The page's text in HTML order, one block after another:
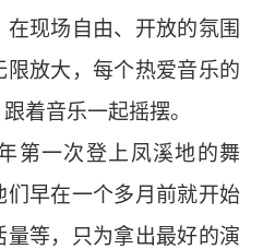
现场自由、开放的氛围
放大，每个热爱音乐的
着音乐一起摇摆。
一次登上凤溪地的舞
们早在一个多月前就开始
等，只为拿出最好的演